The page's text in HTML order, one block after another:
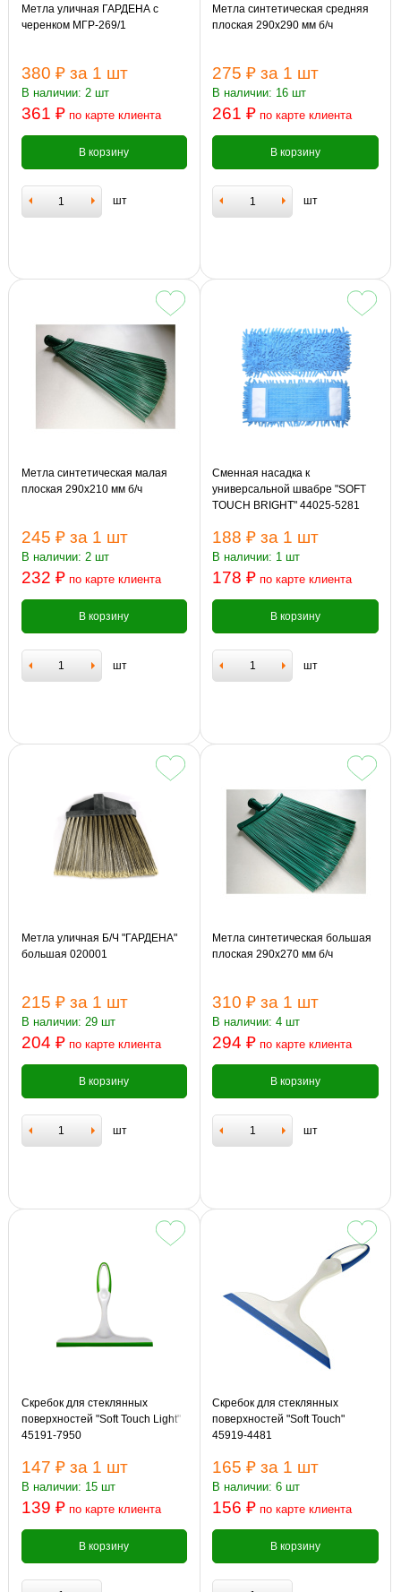
Метла уличная ГАРДЕНА с
черенком МГР-269/1
380 ₽ за 1 шт
В наличии: 2 шт
361 ₽ по карте клиента
В корзину
шт
Метла синтетическая средняя
плоская 290х290 мм б/ч
275 ₽ за 1 шт
В наличии: 16 шт
261 ₽ по карте клиента
В корзину
шт
Метла синтетическая малая
плоская 290х210 мм б/ч
245 ₽ за 1 шт
В наличии: 2 шт
232 ₽ по карте клиента
В корзину
шт
Сменная насадка к
универсальной швабре "SOFT
TOUCH BRIGHT" 44025-5281
188 ₽ за 1 шт
В наличии: 1 шт
178 ₽ по карте клиента
В корзину
шт
Метла уличная Б/Ч "ГАРДЕНА"
большая 020001
215 ₽ за 1 шт
В наличии: 29 шт
204 ₽ по карте клиента
В корзину
шт
Метла синтетическая большая
плоская 290х270 мм б/ч
310 ₽ за 1 шт
В наличии: 4 шт
294 ₽ по карте клиента
В корзину
шт
Скребок для стеклянных
поверхностей "Soft Touch Light"
45191-7950
147 ₽ за 1 шт
В наличии: 15 шт
139 ₽ по карте клиента
В корзину
Скребок для стеклянных
поверхностей "Soft Touch"
45919-4481
165 ₽ за 1 шт
В наличии: 6 шт
156 ₽ по карте клиента
В корзину